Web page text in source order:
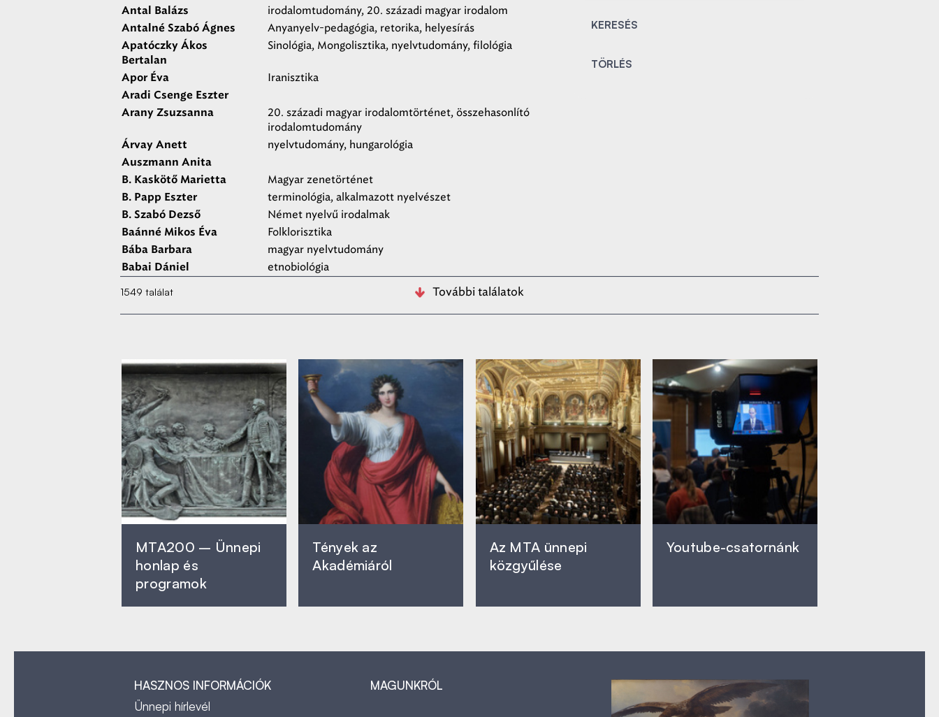
Antal Balázs irodalomtudomány, 20. századi magyar irodalom
Antalné Szabó Ágnes Anyanyelv-pedagógia, retorika, helyesírás
Apatóczky Ákos
Bertalan
Sinológia, Mongolisztika, nyelvtudomány, filológia
Apor Éva Iranisztika
Aradi Csenge Eszter
Arany Zsuzsanna
20. századi magyar irodalomtörténet, összehasonlító
irodalomtudomány
Árvay Anett nyelvtudomány, hungarológia
Auszmann Anita
B. Kaskötő Marietta
Magyar zenetörténet
B. Papp Eszter terminológia, alkalmazott nyelvészet
B. Szabó Dezső Német nyelvű irodalmak
Baánné Mikos Éva Folklorisztika
Bába Barbara magyar nyelvtudomány
Babai Dániel etnobiológia
1549 találat További találatok
MTA200 – Ünnepi
honlap és
programok
Tények az
Akadémiáról
Az MTA ünnepi
közgyűlése
Youtube-csatornánk
HASZNOS INFORMÁCIÓK
Ünnepi hírlevél
MAGUNKRÓL